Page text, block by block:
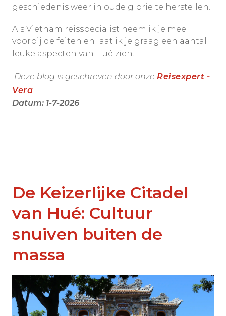
geschiedenis weer in oude glorie te herstellen.
Als Vietnam reisspecialist neem ik je mee
voorbij de feiten en laat ik je graag een aantal
leuke aspecten van Hué zien.
Deze blog is geschreven door onze Reisexpert -
Vera
Datum: 1-7-2026
De Keizerlijke Citadel
van Hué: Cultuur
snuiven buiten de
massa